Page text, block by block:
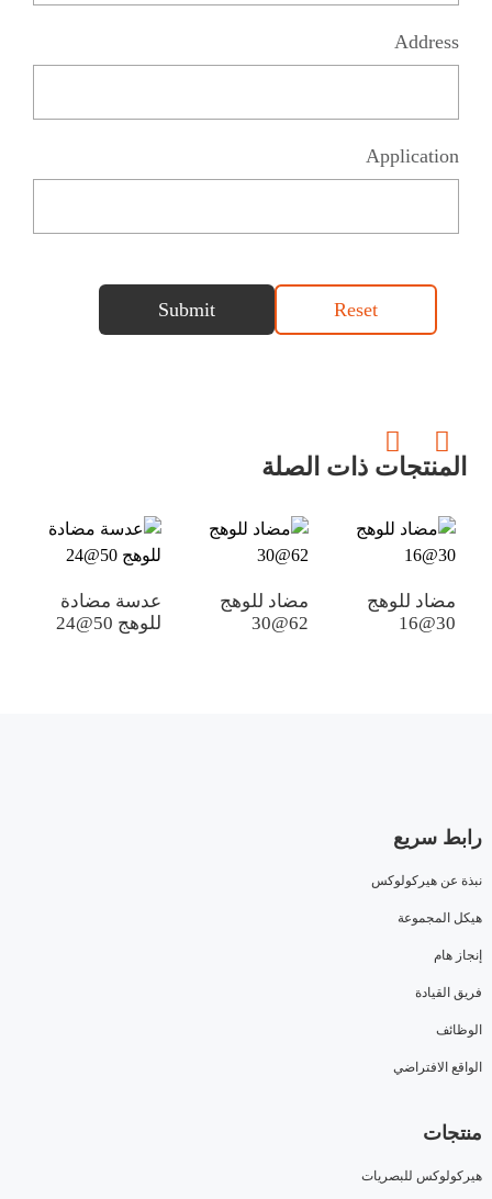
Address
Application
Reset
Submit
المنتجات ذات الصلة
مضاد للوهج
30@16
مضاد للوهج
62@30
عدسة مضادة
للوهج 50@24
رابط سريع
نبذة عن هيركولوكس
هيكل المجموعة
إنجاز هام
فريق القيادة
الوظائف
الواقع الافتراضي
منتجات
هيركولوكس للبصريات